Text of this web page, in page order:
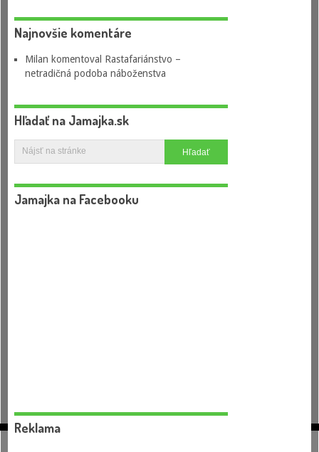
Najnovšie komentáre
Milan komentoval Rastafariánstvo –
netradičná podoba náboženstva
Hľadať na Jamajka.sk
Jamajka na Facebooku
Reklama